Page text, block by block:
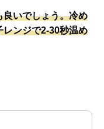
良いでしょう。冷め
ンジで2-30秒温め